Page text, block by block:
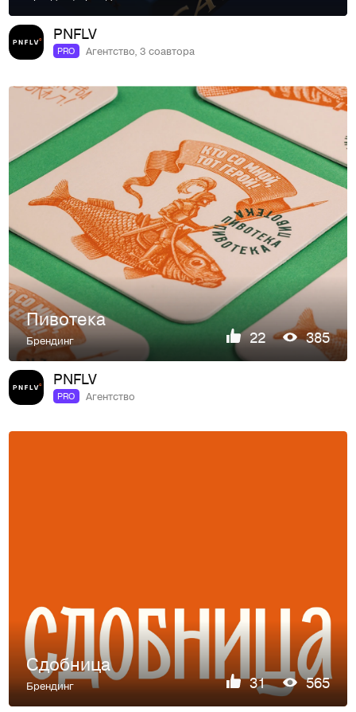
PNFLV
PRO Агентство, 3 соавтора
Пивотека
Брендинг 22 385
PNFLV
PRO Агентство
Сдобница
Брендинг 31 565